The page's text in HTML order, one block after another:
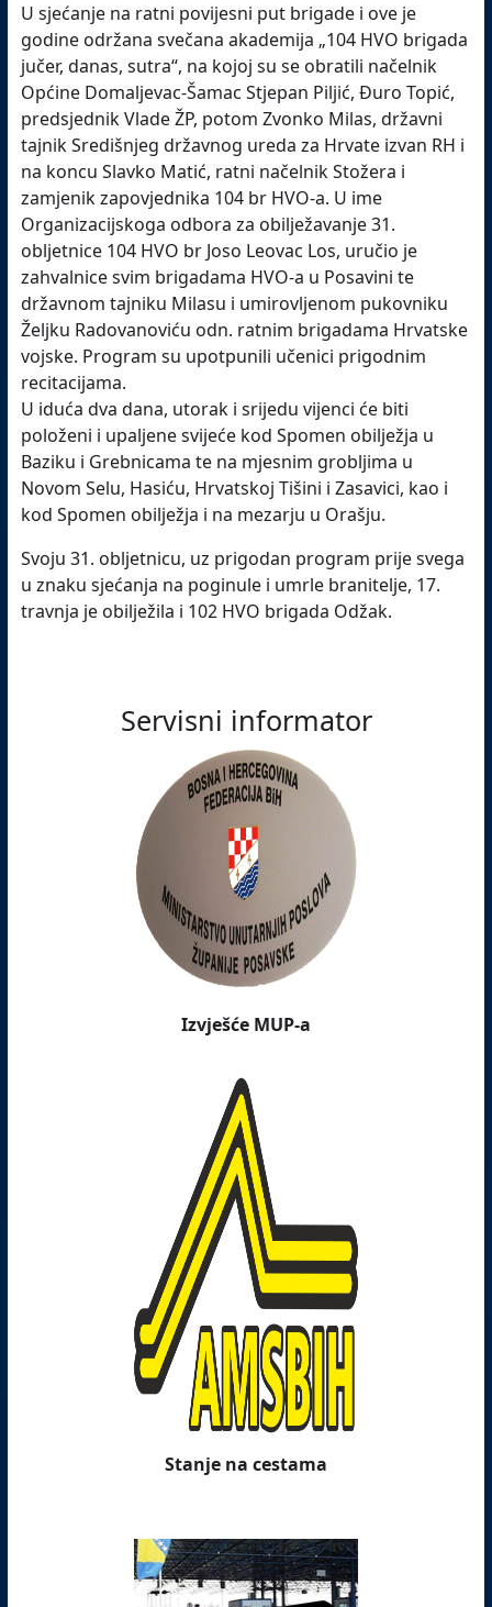
U sjećanje na ratni povijesni put brigade i ove je
godine održana svečana akademija „104 HVO brigada
jučer, danas, sutra“, na kojoj su se obratili načelnik
Općine Domaljevac-Šamac Stjepan Piljić, Đuro Topić,
predsjednik Vlade ŽP, potom Zvonko Milas, državni
tajnik Središnjeg državnog ureda za Hrvate izvan RH i
na koncu Slavko Matić, ratni načelnik Stožera i
zamjenik zapovjednika 104 br HVO-a. U ime
Organizacijskoga odbora za obilježavanje 31.
obljetnice 104 HVO br Joso Leovac Los, uručio je
zahvalnice svim brigadama HVO-a u Posavini te
državnom tajniku Milasu i umirovljenom pukovniku
Željku Radovanoviću odn. ratnim brigadama Hrvatske
vojske. Program su upotpunili učenici prigodnim
recitacijama.
U iduća dva dana, utorak i srijedu vijenci će biti
položeni i upaljene svijeće kod Spomen obilježja u
Baziku i Grebnicama te na mjesnim grobljima u
Novom Selu, Hasiću, Hrvatskoj Tišini i Zasavici, kao i
kod Spomen obilježja i na mezarju u Orašju.
Svoju 31. obljetnicu, uz prigodan program prije svega
u znaku sjećanja na poginule i umrle branitelje, 17.
travnja je obilježila i 102 HVO brigada Odžak.
Servisni informator
Izvješće MUP-a
Stanje na cestama